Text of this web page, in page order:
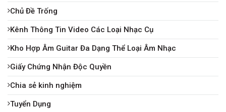
Chủ Đề Trống
Kênh Thông Tin Video Các Loại Nhạc Cụ
Kho Hợp Âm Guitar Đa Dạng Thể Loại Âm Nhạc
Giấy Chứng Nhận Độc Quyền
Chia sẻ kinh nghiệm
Tuyển Dụng